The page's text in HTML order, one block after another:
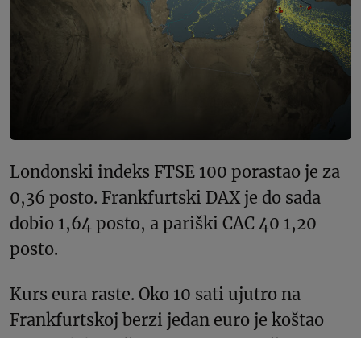
Londonski indeks FTSE 100 porastao je za
0,36 posto. Frankfurtski DAX je do sada
dobio 1,64 posto, a pariški CAC 40 1,20
posto.
Kurs eura raste. Oko 10 sati ujutro na
Frankfurtskoj berzi jedan euro je koštao